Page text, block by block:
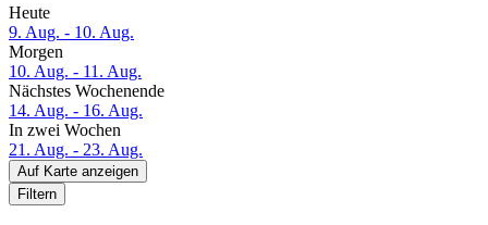
Heute
9. Aug. - 10. Aug.
Morgen
10. Aug. - 11. Aug.
Nächstes Wochenende
14. Aug. - 16. Aug.
In zwei Wochen
21. Aug. - 23. Aug.
Auf Karte anzeigen
Filtern